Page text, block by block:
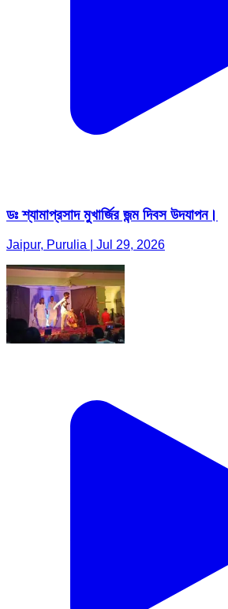
ডঃ শ্যামাপ্রসাদ মুখার্জির জন্ম দিবস উদযাপন।
Jaipur, Purulia | Jul 29, 2026